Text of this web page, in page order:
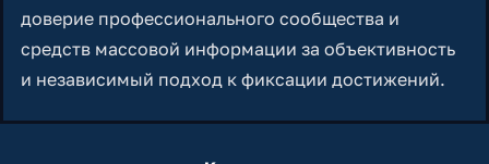
доверие профессионального сообщества и
средств массовой информации за объективность
и независимый подход к фиксации достижений.